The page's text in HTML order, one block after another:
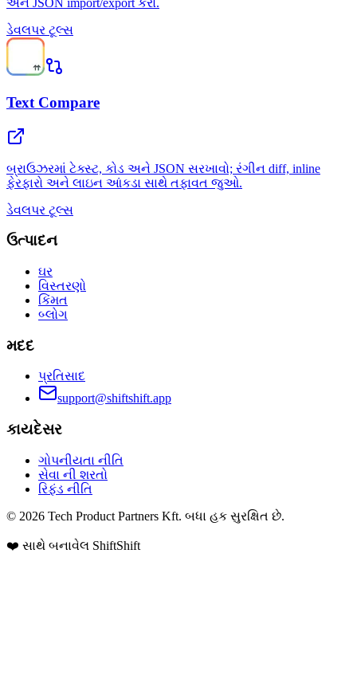
અને JSON import/export કરો.
ડેવલપર ટૂલ્સ
Text Compare
બ્રાઉઝરમાં ટેક્સ્ટ, કોડ અને JSON સરખાવો; રંગીન diff, inline
ફેરફારો અને લાઇન આંકડા સાથે તફાવત જુઓ.
ડેવલપર ટૂલ્સ
ઉત્પાદન
ઘર
વિસ્તરણો
કિંમત
બ્લોગ
મદદ
પ્રતિસાદ
support@shiftshift.app
કાયદેસર
ગોપનીયતા નીતિ
સેવા ની શરતો
રિફંડ નીતિ
© 2026 Tech Product Partners Kft. બધા હક સુરક્ષિત છે.
❤️ સાથે બનાવેલ ShiftShift